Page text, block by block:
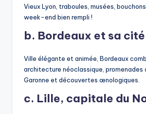
Vieux Lyon, traboules, musées,
week-end bien rempli !
b. Bordeaux et sa cité
Ville élégante et animée, Bordeaux
architecture néoclassique, promenades
Garonne et découvertes œnologiques.
c. Lille, capitale du